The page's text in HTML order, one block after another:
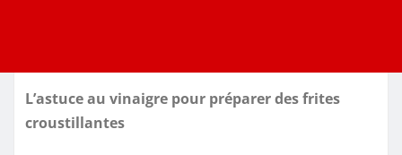
L’astuce au vinaigre pour préparer des frites
croustillantes